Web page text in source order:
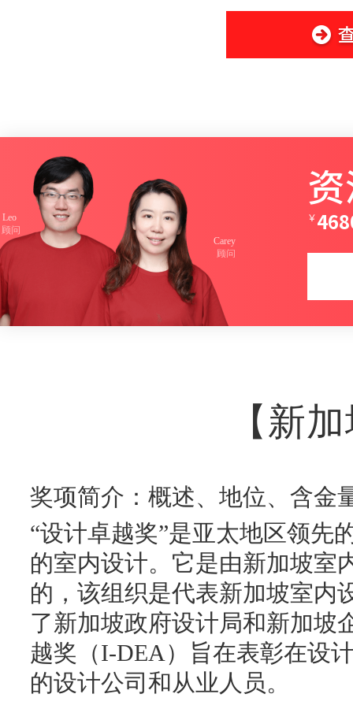
￥
【新
奖项简介：概述、地位、含金
“设计卓越奖”是亚太地区领先
的室内设计。它是由新加坡室
的，该组织是代表新加坡室内
了新加坡政府设计局和新加坡
越奖（I-DEA）旨在表彰在设
的设计公司和从业人员。